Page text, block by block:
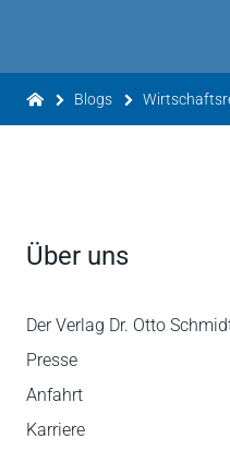
Blogs
Über uns
Der Verlag Dr. Otto
Presse
Anfahrt
Karriere